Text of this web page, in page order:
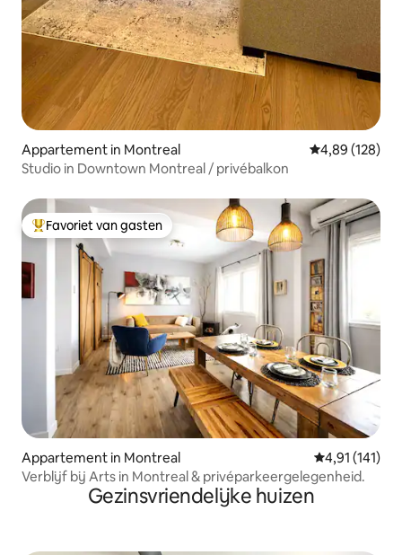
Appartement in Montreal Gemiddelde
4,89 (128)
Studio in Downtown Montreal / privébalkon
Topfavoriet van gasten
Favoriet van gasten
Appartement in Montreal Gemiddelde
4,91 (141)
Verblijf bij Arts in Montreal & privéparkeergelegenheid.
Gezinsvriendelijke huizen